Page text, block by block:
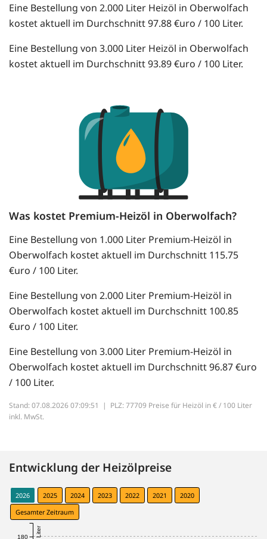
Eine Bestellung von 2.000 Liter Heizöl in Oberwolfach
kostet aktuell im Durchschnitt 97.88 €uro / 100 Liter.
Eine Bestellung von 3.000 Liter Heizöl in Oberwolfach
kostet aktuell im Durchschnitt 93.89 €uro / 100 Liter.
Was kostet Premium-Heizöl in Oberwolfach?
Eine Bestellung von 1.000 Liter Premium-Heizöl in
Oberwolfach kostet aktuell im Durchschnitt 115.75
€uro / 100 Liter.
Eine Bestellung von 2.000 Liter Premium-Heizöl in
Oberwolfach kostet aktuell im Durchschnitt 100.85
€uro / 100 Liter.
Eine Bestellung von 3.000 Liter Premium-Heizöl in
Oberwolfach kostet aktuell im Durchschnitt 96.87 €uro
/ 100 Liter.
Stand: 07.08.2026 07:09:51 | PLZ: 77709 Preise für Heizöl in € / 100 Liter
inkl. MwSt.
Entwicklung der Heizölpreise
2026 2025 2024 2023 2022 2021
2020
Gesamter Zeitraum
180